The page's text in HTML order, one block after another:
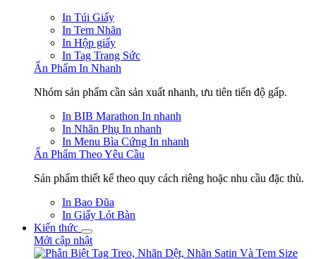
In Túi Giấy
In Tem Nhãn
In Hộp giấy
In Tag Trang Sức
Ấn Phẩm In Nhanh
Nhóm sản phẩm cần sản xuất nhanh, ưu tiên tiến độ gấp.
In BIB Marathon In nhanh
In Nhãn Phụ In nhanh
In Menu Bìa Cứng In nhanh
Ấn Phẩm Theo Yêu Cầu
Sản phẩm thiết kế theo quy cách riêng hoặc nhu cầu đặc thù.
In Bao Đũa
In Giấy Lót Bàn
Kiến thức
Mới cập nhật